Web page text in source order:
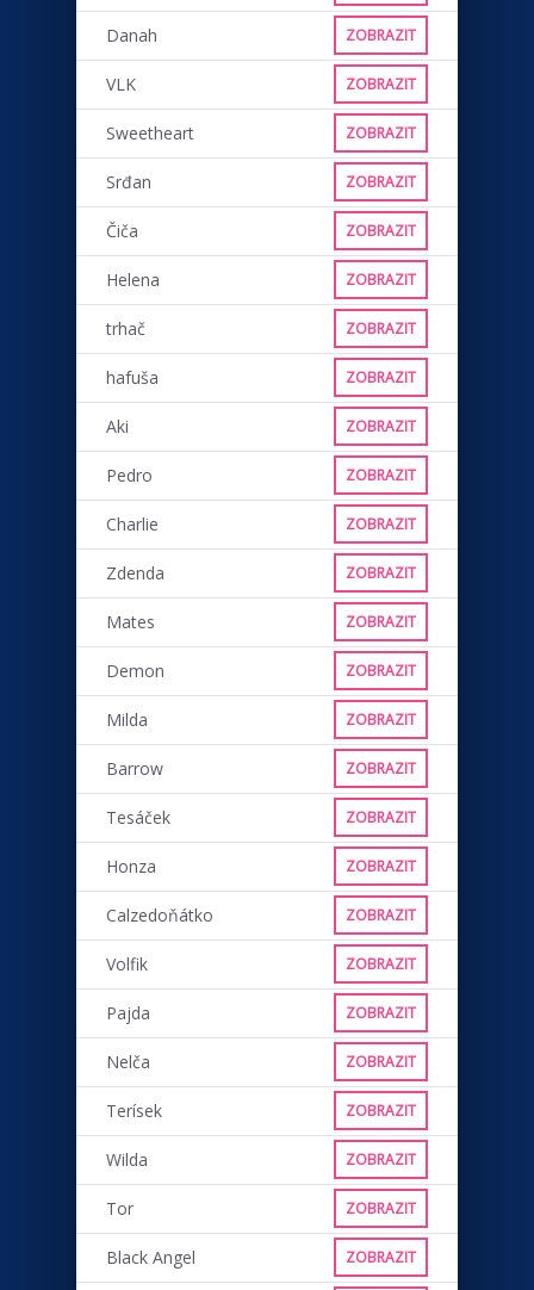
Danah ZOBRAZIT
VLK ZOBRAZIT
Sweetheart ZOBRAZIT
Srđan ZOBRAZIT
Čiča ZOBRAZIT
Helena ZOBRAZIT
trhač ZOBRAZIT
hafuša ZOBRAZIT
Aki ZOBRAZIT
Pedro ZOBRAZIT
Charlie ZOBRAZIT
Zdenda ZOBRAZIT
Mates ZOBRAZIT
Demon ZOBRAZIT
Milda ZOBRAZIT
Barrow ZOBRAZIT
Tesáček ZOBRAZIT
Honza ZOBRAZIT
Calzedoňátko ZOBRAZIT
Volfik ZOBRAZIT
Pajda ZOBRAZIT
Nelča ZOBRAZIT
Terísek ZOBRAZIT
Wilda ZOBRAZIT
Tor ZOBRAZIT
Black Angel ZOBRAZIT